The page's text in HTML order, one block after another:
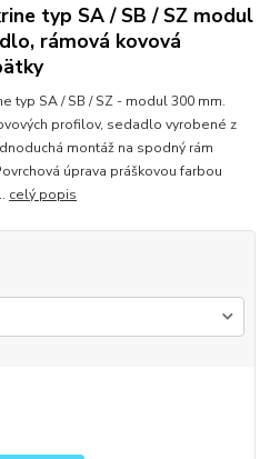
typ SA / SB / SZ modul
rámová kovová
typ SA / SB / SZ - modul 300 mm.
profilov, sedadlo vyrobené z
montáž na spodný rám
úprava práškovou farbou
celý popis